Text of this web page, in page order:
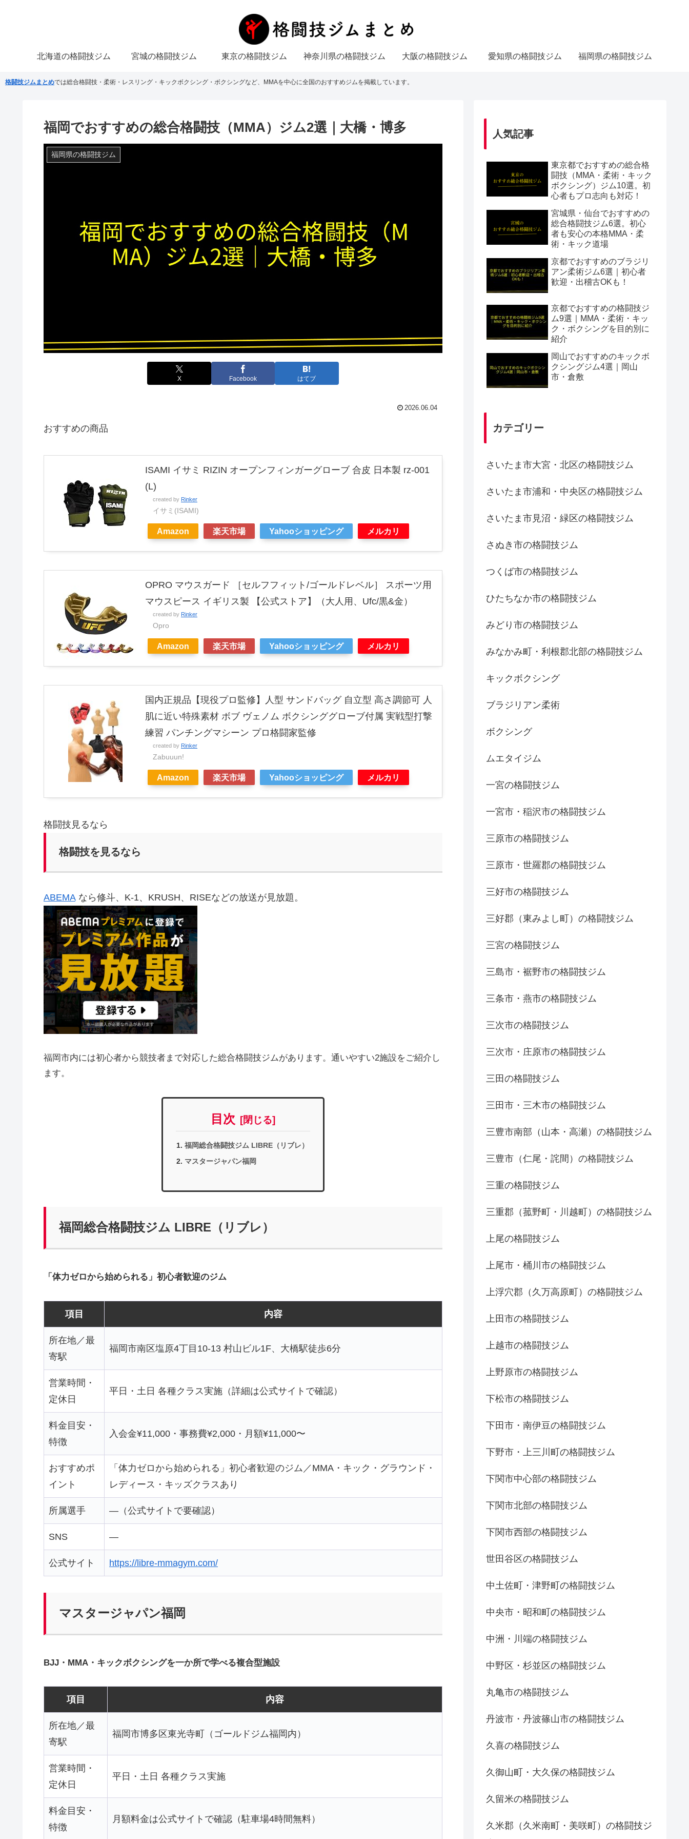
北海道の格闘技ジム 宮城の格闘技ジム 東京の格闘技ジム 神奈川県の格闘技ジム 大阪の格闘技ジム 愛知県の格闘技ジム 福岡県の格闘技ジム
格闘技ジムまとめでは総合格闘技・柔術・レスリング・キックボクシング・ボクシングなど、MMAを中心に全国のおすすめジムを掲載しています。
福岡でおすすめの総合格闘技（MMA）ジム2選｜大橋・博多
福岡県の格闘技ジム
X Facebook はてブ
2026.06.04
おすすめの商品
ISAMI イサミ RIZIN オープンフィンガーグローブ 合皮 日本製 rz-001
(L)
created by Rinker
イサミ(ISAMI)
Amazon 楽天市場 Yahooショッピング メルカリ
OPRO マウスガード ［セルフフィット/ゴールドレベル］ スポーツ用
マウスピース イギリス製 【公式ストア】（大人用、Ufc/黒&金）
created by Rinker
Opro
Amazon 楽天市場 Yahooショッピング メルカリ
国内正規品【現役プロ監修】人型 サンドバッグ 自立型 高さ調節可 人
肌に近い特殊素材 ボブ ヴェノム ボクシンググローブ付属 実戦型打撃
練習 パンチングマシーン プロ格闘家監修
created by Rinker
Zabuuun!
Amazon 楽天市場 Yahooショッピング メルカリ
格闘技見るなら
格闘技を見るなら
ABEMA なら修斗、K-1、KRUSH、RISEなどの放送が見放題。
福岡市内には初心者から競技者まで対応した総合格闘技ジムがあります。通いやすい2施設をご紹介し
ます。
目次
福岡総合格闘技ジム LIBRE（リブレ）
マスタージャパン福岡
福岡総合格闘技ジム LIBRE（リブレ）
「体力ゼロから始められる」初心者歓迎のジム
項目 内容
所在地／最
寄駅
福岡市南区塩原4丁目10-13 村山ビル1F、大橋駅徒歩6分
営業時間・
定休日
平日・土日 各種クラス実施（詳細は公式サイトで確認）
料金目安・
特徴
入会金¥11,000・事務費¥2,000・月額¥11,000〜
おすすめポ
イント
「体力ゼロから始められる」初心者歓迎のジム／MMA・キック・グラウンド・
レディース・キッズクラスあり
所属選手 —（公式サイトで要確認）
SNS —
公式サイト https://libre-mmagym.com/
マスタージャパン福岡
BJJ・MMA・キックボクシングを一か所で学べる複合型施設
項目 内容
所在地／最
寄駅
福岡市博多区東光寺町（ゴールドジム福岡内）
営業時間・
定休日
平日・土日 各種クラス実施
料金目安・
特徴
月額料金は公式サイトで確認（駐車場4時間無料）
人気記事
東京都でおすすめの総合格
闘技（MMA・柔術・キック
ボクシング）ジム10選。初
心者もプロ志向も対応！
宮城県・仙台でおすすめの
総合格闘技ジム6選。初心
者も安心の本格MMA・柔
術・キック道場
京都でおすすめのブラジリ
アン柔術ジム6選｜初心者
歓迎・出稽古OKも！
京都でおすすめの格闘技ジ
ム9選｜MMA・柔術・キッ
ク・ボクシングを目的別に
紹介
岡山でおすすめのキックボ
クシングジム4選｜岡山
市・倉敷
カテゴリー
さいたま市大宮・北区の格闘技ジム
さいたま市浦和・中央区の格闘技ジム
さいたま市見沼・緑区の格闘技ジム
さぬき市の格闘技ジム
つくば市の格闘技ジム
ひたちなか市の格闘技ジム
みどり市の格闘技ジム
みなかみ町・利根郡北部の格闘技ジム
キックボクシング
ブラジリアン柔術
ボクシング
ムエタイジム
一宮の格闘技ジム
一宮市・稲沢市の格闘技ジム
三原市の格闘技ジム
三原市・世羅郡の格闘技ジム
三好市の格闘技ジム
三好郡（東みよし町）の格闘技ジム
三宮の格闘技ジム
三島市・裾野市の格闘技ジム
三条市・燕市の格闘技ジム
三次市の格闘技ジム
三次市・庄原市の格闘技ジム
三田の格闘技ジム
三田市・三木市の格闘技ジム
三豊市南部（山本・高瀬）の格闘技ジム
三豊市（仁尾・詫間）の格闘技ジム
三重の格闘技ジム
三重郡（菰野町・川越町）の格闘技ジム
上尾の格闘技ジム
上尾市・桶川市の格闘技ジム
上浮穴郡（久万高原町）の格闘技ジム
上田市の格闘技ジム
上越市の格闘技ジム
上野原市の格闘技ジム
下松市の格闘技ジム
下田市・南伊豆の格闘技ジム
下野市・上三川町の格闘技ジム
下関市中心部の格闘技ジム
下関市北部の格闘技ジム
下関市西部の格闘技ジム
世田谷区の格闘技ジム
中土佐町・津野町の格闘技ジム
中央市・昭和町の格闘技ジム
中洲・川端の格闘技ジム
中野区・杉並区の格闘技ジム
丸亀市の格闘技ジム
丹波市・丹波篠山市の格闘技ジム
久喜の格闘技ジム
久御山町・大久保の格闘技ジム
久留米の格闘技ジム
久米郡（久米南町・美咲町）の格闘技ジ